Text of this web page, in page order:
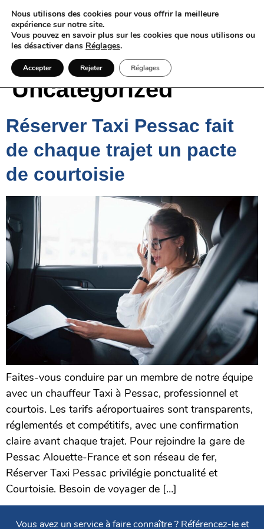
Catégorie :
Uncategorized
Réserver Taxi Pessac fait
de chaque trajet un pacte
de courtoisie
Faites-vous conduire par un membre de notre équipe
avec un chauffeur Taxi à Pessac, professionnel et
courtois. Les tarifs aéroportuaires sont transparents,
réglementés et compétitifs, avec une confirmation
claire avant chaque trajet. Pour rejoindre la gare de
Pessac Alouette-France et son réseau de fer,
Réserver Taxi Pessac privilégie ponctualité et
Courtoisie. Besoin de voyager de […]
Vous avez un service à faire connaître ? Référencez-le et
Nous utilisons des cookies pour vous offrir la meilleure
expérience sur notre site.
Vous pouvez en savoir plus sur les cookies que nous utilisons ou
les désactiver dans Réglages.
Accepter Rejeter Réglages